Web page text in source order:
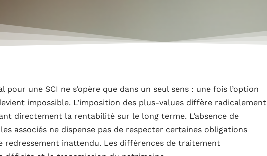
pour une SCI ne s’opère que dans un seul sens : une fois l’option
impossible. L’imposition des plus-values diffère radicalement
directement la rentabilité sur le long terme. L’absence de
associés ne dispense pas de respecter certaines obligations
redressement inattendu. Les différences de traitement